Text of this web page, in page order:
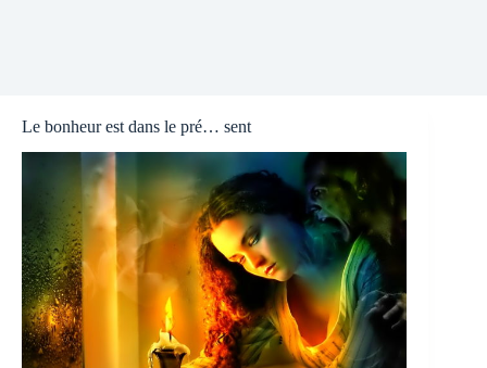
Le bonheur est dans le pré… sent